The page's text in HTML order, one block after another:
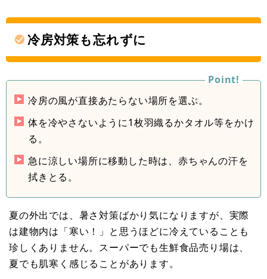
冷房対策も忘れずに
冷房の風が直接あたらない場所を選ぶ。
体を冷やさないように1枚羽織るかタオル等をかけ
る。
急に涼しい場所に移動した時は、赤ちゃんの汗を
拭きとる。
夏の外出では、暑さ対策ばかり気になりますが、実際
は建物内は「寒い！」と思うほどに冷えていることも
珍しくありません。スーパーでも生鮮食品売り場は、
夏でも肌寒く感じることがあります。